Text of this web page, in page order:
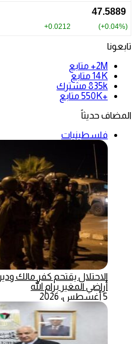
تابعونا
2M+
متابع
14K متابع
835k مشترك
+550K
متابع
المضاف حديثاً
فلسطينيات
الاحتلال يقتحم كفر مالك
أراضي المغير برام الله
5 أغسطس، 2026